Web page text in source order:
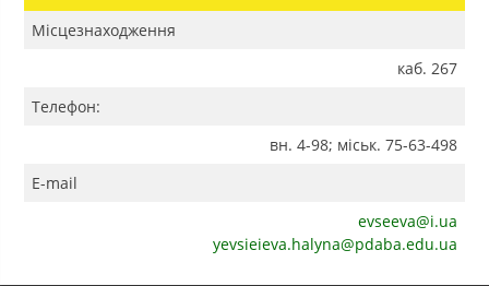
Місцезнаходження
каб. 267
Телефон:
вн. 4-98; міськ. 75-63-498
E-mail
evseeva@i.ua
yevsieieva.halyna@pdaba.edu.ua